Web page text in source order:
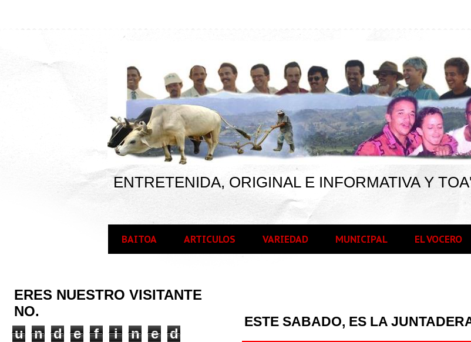
ENTRETENIDA, ORIGINAL E INFORMATIVA Y
BAITOA ARTICULOS VARIEDAD MUNICIPAL EL VOCERO
ESTE SABADO, ES LA
ERES NUESTRO VISITANTE
NO.
u
n d e f i n e
d